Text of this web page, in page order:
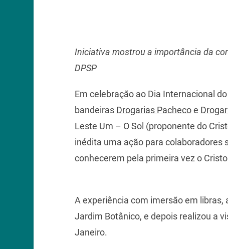
Iniciativa mostrou a importância da
DPSP
Em celebração ao Dia Internacional
bandeiras Drogarias Pachecoe
Leste Um – O Sol (proponente do
inédita uma ação para colaboradores
conhecerem pela primeira vez o
A experiência com imersão em
Jardim Botânico, e depois realizou a
Janeiro.